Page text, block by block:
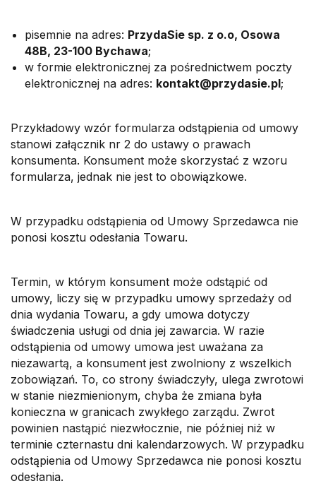
pisemnie na adres: PrzydaSie sp. z o.o, Osowa
48B, 23-100 Bychawa;
w formie elektronicznej za pośrednictwem poczty
elektronicznej na adres: kontakt@przydasie.pl;
Przykładowy wzór formularza odstąpienia od umowy
stanowi załącznik nr 2 do ustawy o prawach
konsumenta. Konsument może skorzystać z wzoru
formularza, jednak nie jest to obowiązkowe.
W przypadku odstąpienia od Umowy Sprzedawca nie
ponosi kosztu odesłania Towaru.
Termin, w którym konsument może odstąpić od
umowy, liczy się w przypadku umowy sprzedaży od
dnia wydania Towaru, a gdy umowa dotyczy
świadczenia usługi od dnia jej zawarcia. W razie
odstąpienia od umowy umowa jest uważana za
niezawartą, a konsument jest zwolniony z wszelkich
zobowiązań. To, co strony świadczyły, ulega zwrotowi
w stanie niezmienionym, chyba że zmiana była
konieczna w granicach zwykłego zarządu. Zwrot
powinien nastąpić niezwłocznie, nie później niż w
terminie czternastu dni kalendarzowych. W przypadku
odstąpienia od Umowy Sprzedawca nie ponosi kosztu
odesłania.